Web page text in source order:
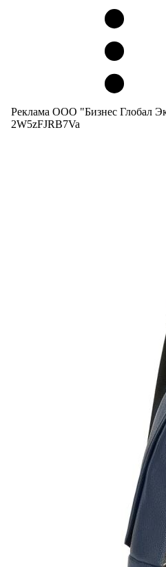
Реклама ООО "Бизнес Глобал
2W5zFJRB7Va